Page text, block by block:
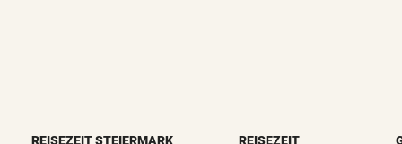
REISEZEIT STEIERMARK REISEZEIT